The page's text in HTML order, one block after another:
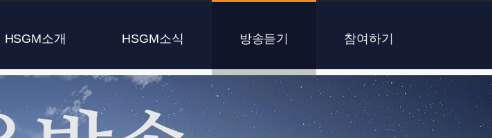
HSGM소개 HSGM소식 방송듣기 참여하기